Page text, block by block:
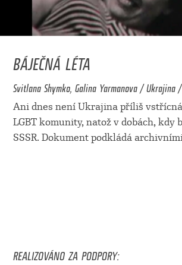
BÁJEČNÁ LÉTA
Svitlana Shymko, Galina Yarmanova / Ukrajina
Ani dnes není Ukrajina příliš
LGBT komunity, natož v dobách, kdy
SSSR. Dokument podkládá
REALIZOVÁNO ZA PODPORY: